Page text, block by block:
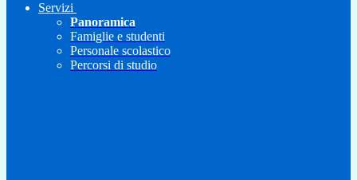
Servizi
Panoramica
Famiglie e studenti
Personale scolastico
Percorsi di studio